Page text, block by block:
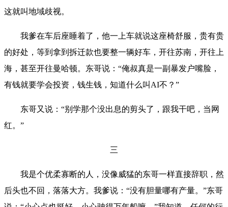
这就叫地域歧视。
我爹在车后座睡着了，他一上车就说这座椅舒服，贵有贵
的好处，等到拿到拆迁款也要整一辆好车，开往苏南，开往上
海，甚至开往曼哈顿。东哥说：“俺叔真是一副暴发户嘴脸，
有钱就要学会投资，钱生钱，知道什么叫AI不？”
东哥又说：“别学那个没出息的剪头了，跟我干吧，当网
红。”
三
我是个优柔寡断的人，没像威猛的东哥一样直接辞职，然
后头也不回，落落大方。我爹说：“没有胆量哪有产量。”东哥